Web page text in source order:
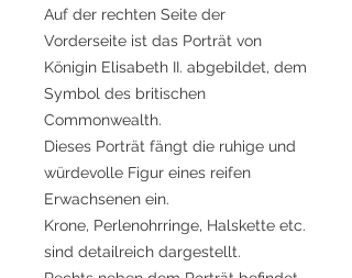
Auf der rechten Seite der
Vorderseite ist das Porträt von
Königin Elisabeth II. abgebildet, dem
Symbol des britischen
Commonwealth.
Dieses Porträt fängt die ruhige und
würdevolle Figur eines reifen
Erwachsenen ein.
Krone, Perlenohrringe, Halskette etc.
sind detailreich dargestellt.